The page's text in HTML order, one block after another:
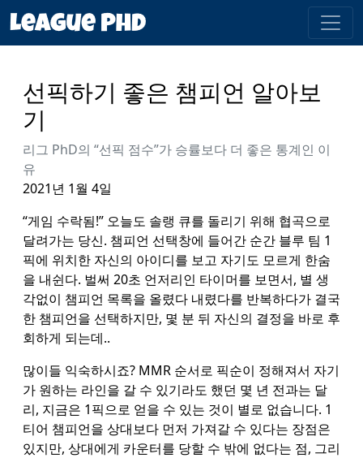
선픽하기 좋은 챔피언 알아보
기
리그 PhD의 “선픽 점수”가 승률보다 더 좋은 통계인 이
유
2021년 1월 4일
“게임 수락됨!” 오늘도 솔랭 큐를 돌리기 위해 협곡으로
달려가는 당신. 챔피언 선택창에 들어간 순간 블루 팀 1
픽에 위치한 자신의 아이디를 보고 자기도 모르게 한숨
을 내쉰다. 벌써 20초 언저리인 타이머를 보면서, 별 생
각없이 챔피언 목록을 올렸다 내렸다를 반복하다가 결국
한 챔피언을 선택하지만, 몇 분 뒤 자신의 결정을 바로 후
회하게 되는데..
많이들 익숙하시죠? MMR 순서로 픽순이 정해져서 자기
가 원하는 라인을 갈 수 있기라도 했던 몇 년 전과는 달
리, 지금은 1픽으로 얻을 수 있는 것이 별로 없습니다. 1
티어 챔피언을 상대보다 먼저 가져갈 수 있다는 장점은
있지만, 상대에게 카운터를 당할 수 밖에 없다는 점, 그리